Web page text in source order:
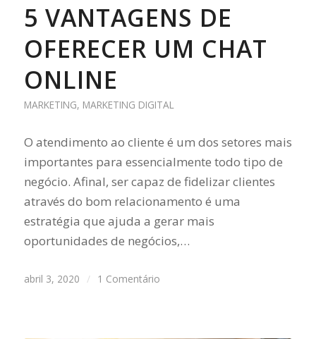
5 VANTAGENS DE
OFERECER UM CHAT
ONLINE
MARKETING, MARKETING DIGITAL
O atendimento ao cliente é um dos setores mais
importantes para essencialmente todo tipo de
negócio. Afinal, ser capaz de fidelizar clientes
através do bom relacionamento é uma
estratégia que ajuda a gerar mais
oportunidades de negócios,…
abril 3, 2020 / 1 Comentário